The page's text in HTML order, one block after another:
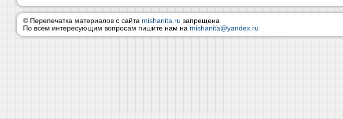
© Перепечатка материалов с сайта mishanita.ru запрещена
По всем интересующим вопросам пишите нам на mishanita@yandex.ru